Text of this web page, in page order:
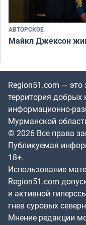
АВТОРСКОЕ
Майкл Джексон
Region51.com — это
территория
информационно-
Мурманской
© 2026 Все права
Публикуемая
18+.
Использование
Region51.com
и активной
гнев суровых
Мнение редакции